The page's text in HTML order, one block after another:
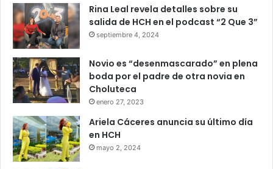
Rina Leal revela detalles sobre su
salida de HCH en el podcast “2 Que 3”
septiembre 4, 2024
Novio es “desenmascarado” en plena
boda por el padre de otra novia en
Choluteca
enero 27, 2023
Ariela Cáceres anuncia su último día
en HCH
mayo 2, 2024